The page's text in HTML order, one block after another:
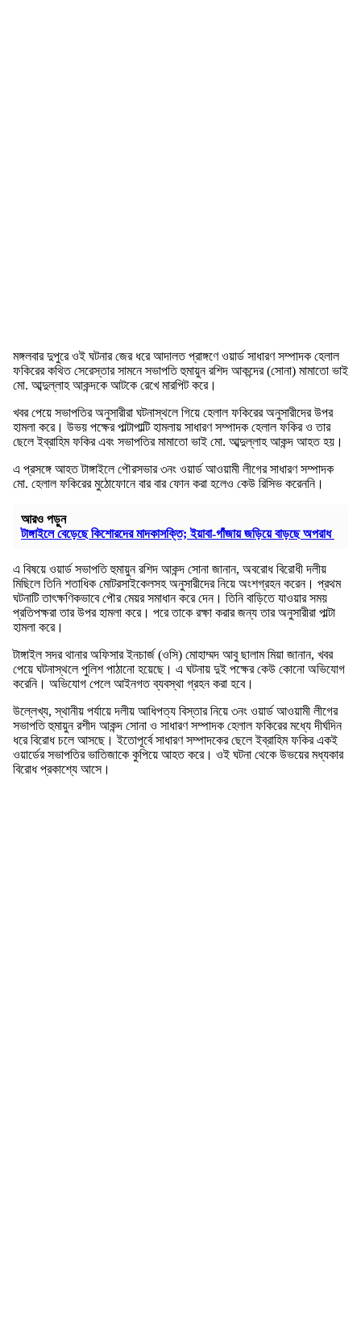
মঙ্গলবার দুপুরে ওই ঘটনার জের ধরে আদালত প্রাঙ্গণে ওয়ার্ড সাধারণ সম্পাদক হেলাল
ফকিরের কথিত সেরেস্তার সামনে সভাপতি হুমায়ুন রশিদ আকন্দের (সোনা) মামাতো ভাই
মো. আব্দুল্লাহ আকন্দকে আটকে রেখে মারপিট করে।
খবর পেয়ে সভাপতির অনুসারীরা ঘটনাস্থলে গিয়ে হেলাল ফকিরের অনুসারীদের উপর
হামলা করে। উভয় পক্ষের পাল্টাপাল্টি হামলায় সাধারণ সম্পাদক হেলাল ফকির ও তার
ছেলে ইব্রাহিম ফকির এবং সভাপতির মামাতো ভাই মো. আব্দুল্লাহ আকন্দ আহত হয়।
এ প্রসঙ্গে আহত টাঙ্গাইলে পৌরসভার ৩নং ওয়ার্ড আওয়ামী লীগের সাধারণ সম্পাদক
মো. হেলাল ফকিরের মুঠোফোনে বার বার ফোন করা হলেও কেউ রিসিভ করেননি।
আরও পড়ুন
টাঙ্গাইলে বেড়েছে কিশোরদের মাদকাসক্তি; ইয়াবা-গাঁজায় জড়িয়ে বাড়ছে অপরাধ
এ বিষয়ে ওয়ার্ড সভাপতি হুমায়ুন রশিদ আকন্দ সোনা জানান, অবরোধ বিরোধী দলীয়
মিছিলে তিনি শতাধিক মোটরসাইকেলসহ অনুসারীদের নিয়ে অংশগ্রহন করেন। প্রথম
ঘটনাটি তাৎক্ষণিকভাবে পৌর মেয়র সমাধান করে দেন। তিনি বাড়িতে যাওয়ার সময়
প্রতিপক্ষরা তার উপর হামলা করে। পরে তাকে রক্ষা করার জন্য তার অনুসারীরা পাল্টা
হামলা করে।
টাঙ্গাইল সদর থানার অফিসার ইনচার্জ (ওসি) মোহাম্মদ আবু ছালাম মিয়া জানান, খবর
পেয়ে ঘটনাস্থলে পুলিশ পাঠানো হয়েছে। এ ঘটনায় দুই পক্ষের কেউ কোনো অভিযোগ
করেনি। অভিযোগ পেলে আইনগত ব্যবস্থা গ্রহন করা হবে।
উল্লেখ্য, স্থানীয় পর্যায়ে দলীয় আধিপত্য বিস্তার নিয়ে ৩নং ওয়ার্ড আওয়ামী লীগের
সভাপতি হুমায়ুন রশীদ আকন্দ সোনা ও সাধারণ সম্পাদক হেলাল ফকিরের মধ্যে দীর্ঘদিন
ধরে বিরোধ চলে আসছে। ইতোপূর্বে সাধারণ সম্পাদকের ছেলে ইব্রাহিম ফকির একই
ওয়ার্ডের সভাপতির ভাতিজাকে কুপিয়ে আহত করে। ওই ঘটনা থেকে উভয়ের মধ্যকার
বিরোধ প্রকাশ্যে আসে।